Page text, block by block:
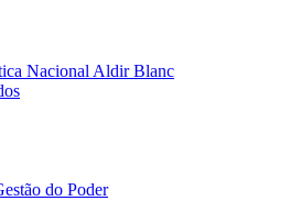
Nacional Aldir Blanc
do Poder